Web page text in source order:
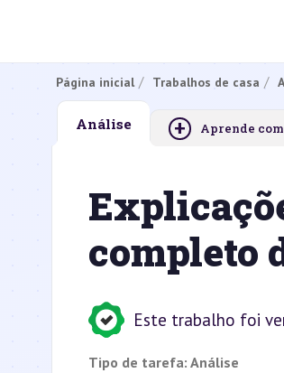
Página inicial Trabalhos de casa
Análise + Aprende
completo
Este trabalho foi
Tipo de tarefa: Análise